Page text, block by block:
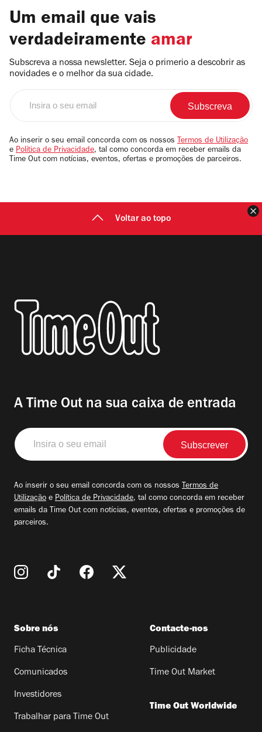
Um email que vais
verdadeiramente amar
Subscreva a nossa newsletter. Seja o primerio a descobrir as
novidades e o melhor da sua cidade.
email
Ao inserir o seu email concorda com os nossos Termos de Utilização
e Política de Privacidade, tal como concorda em receber emails da
Time Out com notícias, eventos, ofertas e promoções de parceiros.
Voltar ao topo
A Time Out na sua caixa de entrada
Insira
o
seu
Ao inserir o seu email concorda com os nossos Termos de
Utilização e Política de Privacidade, tal como concorda em receber
emails da Time Out com notícias, eventos, ofertas e promoções de
parceiros.
Sobre nós
Ficha Técnica
Comunicados
Investidores
Trabalhar para Time Out
Contacte-nos
Publicidade
Time Out Market
Time Out Worldwide